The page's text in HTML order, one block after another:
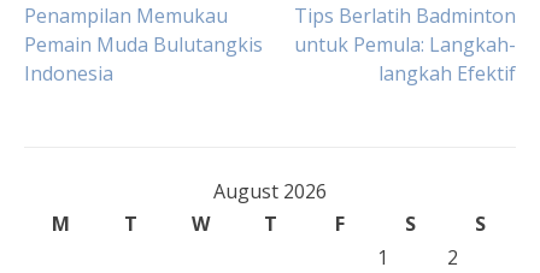
Post
navigation
Penampilan Memukau
Pemain Muda Bulutangkis
Indonesia
Tips Berlatih Badminton
untuk Pemula: Langkah-
langkah Efektif
August 2026
M
T W T F S
S
1
2